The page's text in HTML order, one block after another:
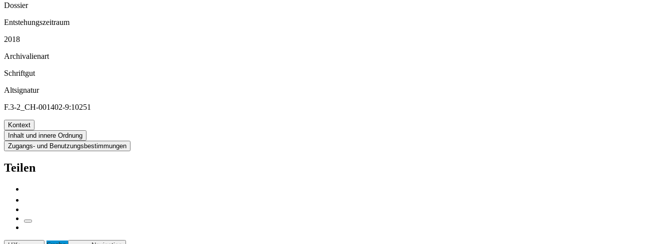
Dossier
Entstehungszeitraum
2018
Archivalienart
Schriftgut
Altsignatur
F.3-2_CH-001402-9:10251
Kontext
Inhalt und innere Ordnung
Zugangs- und Benutzungsbestimmungen
Teilen